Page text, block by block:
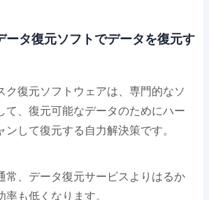
ータ復元ソフトでデータを復元す
ク復元ソフトウェアは、専門的なソ
て、復元可能なデータのためにハー
ンして復元する自力解決策です。
常、データ復元サービスよりはるか
も低くなります。